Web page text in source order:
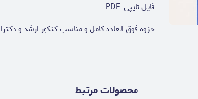
فایل تایپی PDF
جزوه فوق العاده کامل و مناسب کنکور ارشد و دکترا
محصولات مرتبط